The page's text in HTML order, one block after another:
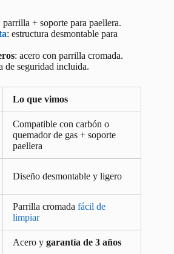
parrilla + soporte para paellera.
: estructura desmontable para
: acero con parrilla cromada.
de seguridad incluida.
Lo que vimos
Compatible con carbón o
quemador de gas + soporte
paellera
Diseño desmontable y ligero
Parrilla cromada fácil de
limpiar
Acero y garantía de 3 años